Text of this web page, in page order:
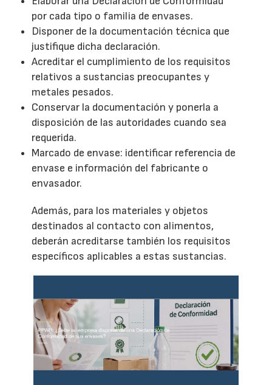
por cada tipo o familia de envases.
Disponer de la documentación técnica que
justifique dicha declaración.
Acreditar el cumplimiento de los requisitos
relativos a sustancias preocupantes y
metales pesados.
Conservar la documentación y ponerla a
disposición de las autoridades cuando sea
requerida.
Marcado de envase: identificar referencia de
envase e información del fabricante o
envasador.
Además, para los materiales y objetos
destinados al contacto con alimentos,
deberán acreditarse también los requisitos
específicos aplicables a estas sustancias.